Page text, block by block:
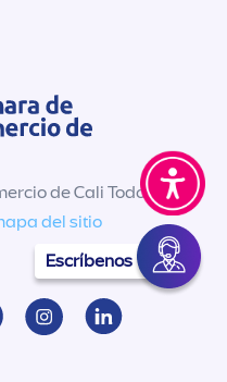
Escríbenos
de Cali Todos los
del sitio